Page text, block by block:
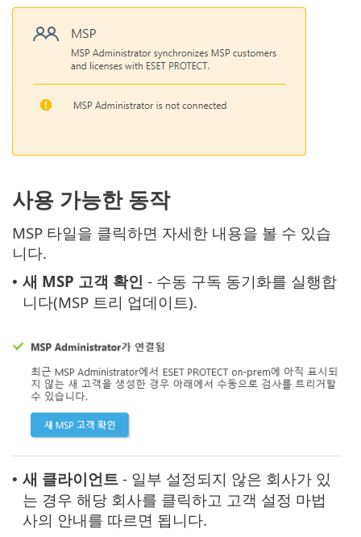
사용 가능한 동작
MSP 타일을 클릭하면 자세한 내용을 볼 수 있습
니다.
• 새 MSP 고객 확인 - 수동 구독 동기화를 실행합
니다(MSP 트리 업데이트).
• 새 클라이언트 - 일부 설정되지 않은 회사가 있
는 경우 해당 회사를 클릭하고 고객 설정 마법
사의 안내를 따르면 됩니다.